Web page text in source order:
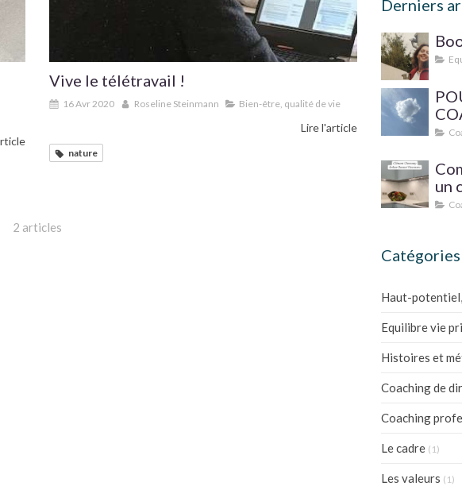
Vive le télétravail !
16 Avr 2020 Roseline Steinmann Bien-être, qualité de vie
Lire l'article
nature
2 articles
Derniers
un
Catégories
Haut-
Equilibre vie
Histoires et
Coaching de
Coaching
Le cadre (1)
Les valeurs (1)